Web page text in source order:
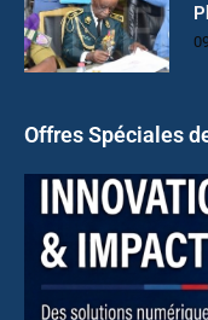
Offres Spéciales